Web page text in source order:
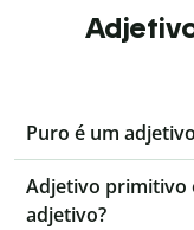
Puro é um
Adjetivo primitivo
adjetivo?